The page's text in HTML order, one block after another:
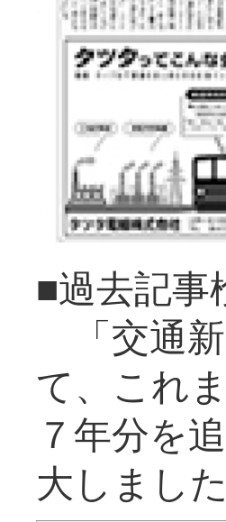
■過去記
「交通
て、これ
７年分を
大し